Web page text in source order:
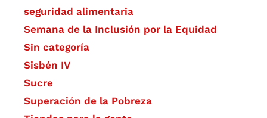
seguridad alimentaria
Semana de la Inclusión por la Equidad
Sin categoría
Sisbén IV
Sucre
Superación de la Pobreza